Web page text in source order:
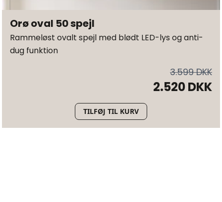
Orø oval 50 spejl
Rammeløst ovalt spejl med blødt LED-lys og anti-
dug funktion
3.599 DKK
2.520 DKK
TILFØJ TIL KURV